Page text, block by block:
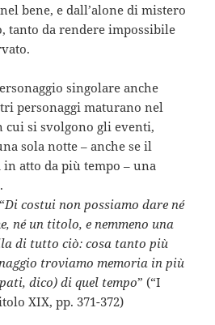
bene, e dall’alone di mistero
tanto da rendere impossibile
singolare anche
personaggi maturano nel
cui si svolgono gli eventi,
sola notte – anche se il
atto da più tempo – una
Di costui non possiamo dare né
né un titolo, e nemmeno una
di tutto ciò: cosa tanto più
troviamo memoria in più
dico) di quel tempo” (“I
XIX, pp. 371-372)